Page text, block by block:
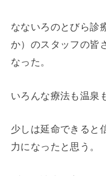
なないろのとびら診
か）のスタッフの皆
なった。
いろんな療法も温泉
少しは延命できると
力になったと思う。